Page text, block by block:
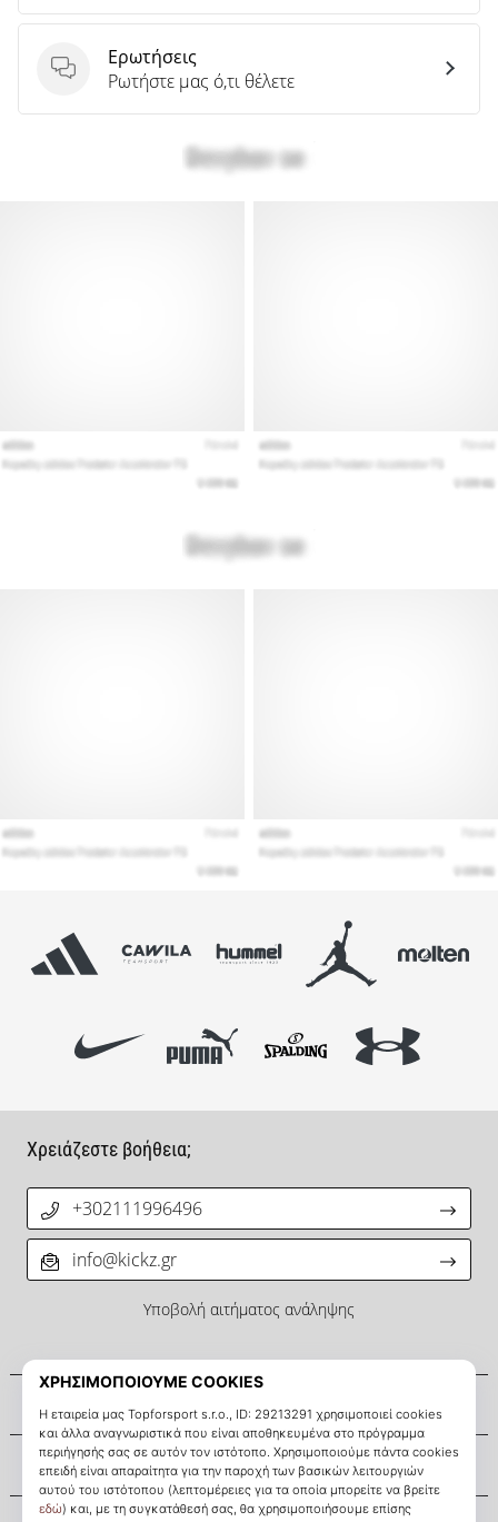
Ερωτήσεις
Ερωτήσεις
Ρωτήστε μας ό,τι θέλετε
Σχετικά μ' εμάς
Εξυπηρέτηση πελατών
Χρειάζεστε βοήθεια;
+302111996496
info@kickz.gr
Υποβολή αιτήματος ανάληψης